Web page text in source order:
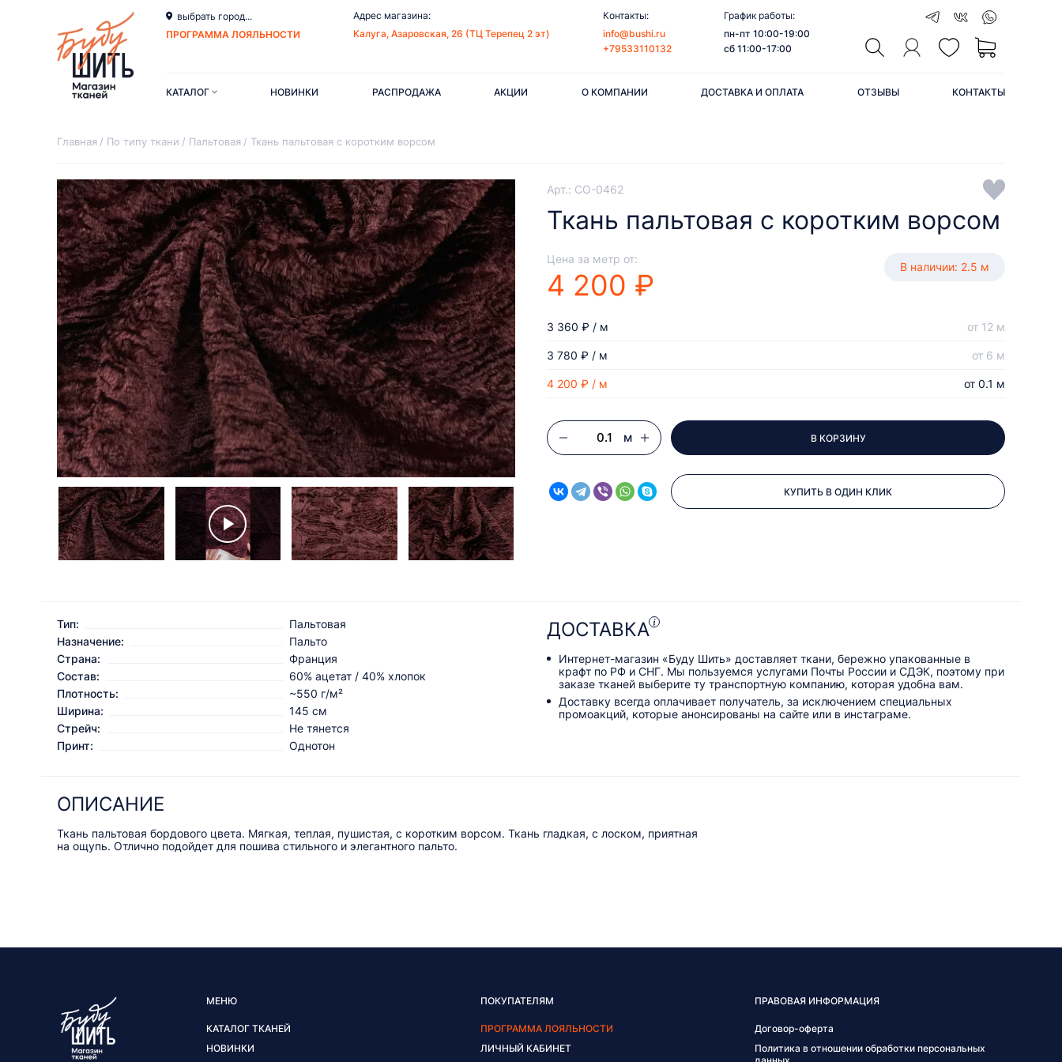
выбрать город...
ПРОГРАММА ЛОЯЛЬНОСТИ
Адрес магазина:
Калуга, Азаровская, 26 (ТЦ Терепец 2 эт)
Контакты:
info@bushi.ru
+79533110132
График работы:
пн-пт 10:00-19:00
сб 11:00-17:00
КАТАЛОГ НОВИНКИ РАСПРОДАЖА АКЦИИ О КОМПАНИИ ДОСТАВКА И ОПЛАТА ОТЗЫВЫ КОНТАКТЫ
Главная По типу ткани Пальтовая Ткань пальтовая с коротким ворсом
Арт.: CO-0462
Ткань пальтовая с коротким ворсом
Цена за метр от:
4 200 ₽
В наличии: 2.5 м
4 200 ₽ / м от 0.1 м
3 780 ₽ / м от 6 м
3 360 ₽ / м от 12 м
м В КОРЗИНУ
КУПИТЬ В ОДИН КЛИК
Тип:
Пальтовая
Назначение:
Пальто
Страна:
Франция
Состав:
60% ацетат / 40% хлопок
Плотность:
~550 г/м²
Ширина:
145 см
Стрейч:
Не тянется
Принт:
Однотон
ДОСТАВКА
Интернет-магазин «Буду Шить» доставляет ткани, бережно упакованные в
крафт по РФ и СНГ. Мы пользуемся услугами Почты России и СДЭК, поэтому при
заказе тканей выберите ту транспортную компанию, которая удобна вам.
Доставку всегда оплачивает получатель, за исключением специальных
промоакций, которые анонсированы на сайте или в инстаграме.
ОПИСАНИЕ
Ткань пальтовая бордового цвета. Мягкая, теплая, пушистая, с коротким ворсом. Ткань гладкая, с лоском, приятная
на ощупь. Отлично подойдет для пошива стильного и элегантного пальто.
МЕНЮ
КАТАЛОГ ТКАНЕЙ
НОВИНКИ
ПОКУПАТЕЛЯМ
ПРОГРАММА ЛОЯЛЬНОСТИ
ЛИЧНЫЙ КАБИНЕТ
ПРАВОВАЯ ИНФОРМАЦИЯ
Договор-оферта
Политика в отношении обработки персональных